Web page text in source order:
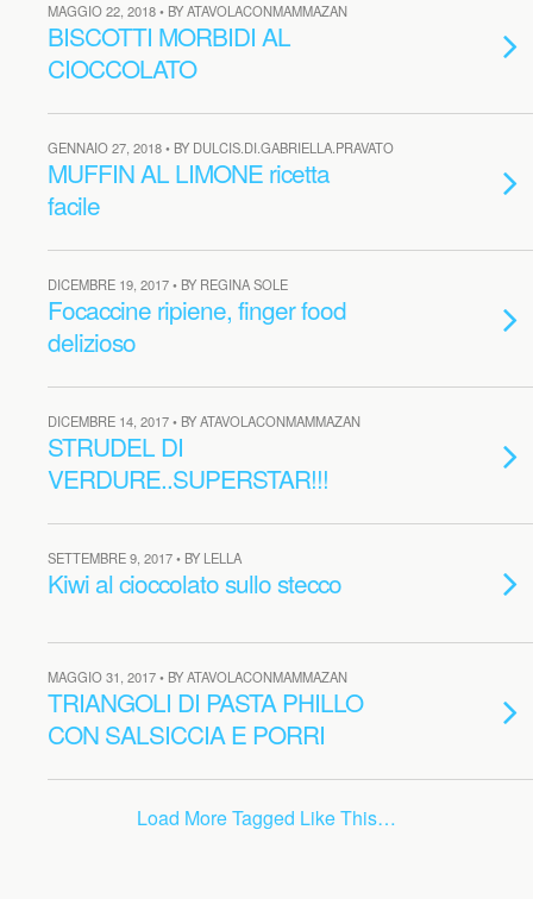
MAGGIO 22, 2018 • BY ATAVOLACONMAMMAZAN
BISCOTTI MORBIDI AL
CIOCCOLATO
GENNAIO 27, 2018 • BY DULCIS.DI.GABRIELLA.PRAVATO
MUFFIN AL LIMONE ricetta
facile
DICEMBRE 19, 2017 • BY REGINA SOLE
Focaccine ripiene, finger food
delizioso
DICEMBRE 14, 2017 • BY ATAVOLACONMAMMAZAN
STRUDEL DI
VERDURE..SUPERSTAR!!!
SETTEMBRE 9, 2017 • BY LELLA
Kiwi al cioccolato sullo stecco
MAGGIO 31, 2017 • BY ATAVOLACONMAMMAZAN
TRIANGOLI DI PASTA PHILLO
CON SALSICCIA E PORRI
Load More Tagged Like This…